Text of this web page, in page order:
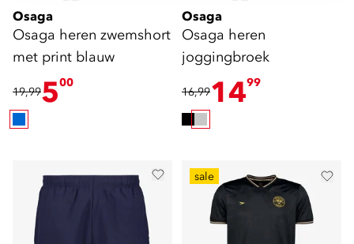
Osaga
Osaga heren zwemshort
met print blauw
19,99500
Osaga
Osaga heren
joggingbroek
16,991499
sale